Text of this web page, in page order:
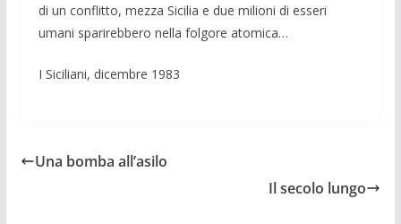
di un con­flitto, mezza Sicilia e due milioni di es­seri
umani sparirebbero nella folgore atomica…
I Siciliani, dicembre 1983
Una bomba all’asilo
Il secolo lungo